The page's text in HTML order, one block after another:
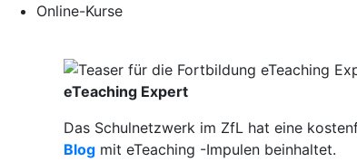
Online-Kurse
eTeaching Expert
Das Schulnetzwerk im ZfL hat eine
Blog mit eTeaching -Impulen beinhaltet.